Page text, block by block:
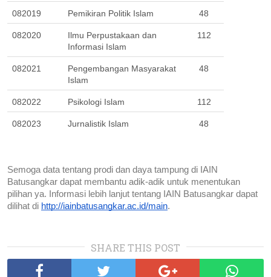
082019 Pemikiran Politik Islam 48
082020
Ilmu Perpustakaan dan
Informasi Islam
112
082021
Pengembangan Masyarakat
Islam
48
082022 Psikologi Islam 112
082023 Jurnalistik Islam 48
Semoga data tentang prodi dan daya tampung di IAIN
Batusangkar dapat membantu adik-adik untuk menentukan
pilihan ya. Informasi lebih lanjut tentang IAIN Batusangkar dapat
dilihat di http://iainbatusangkar.ac.id/main.
SHARE THIS POST